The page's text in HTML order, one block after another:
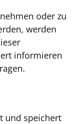
oder zu
werden
informieren
und speichert